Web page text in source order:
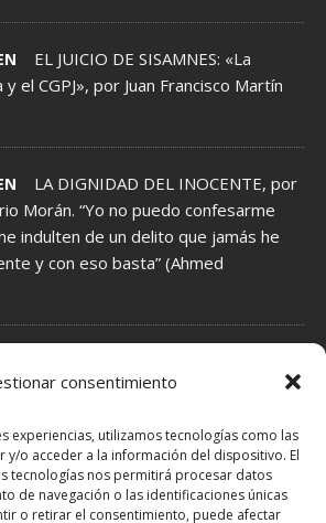
consentimiento
experiencias, utilizamos tecnologías como las
y/o acceder a la información del dispositivo. El
tecnologías nos permitirá procesar datos
de navegación o las identificaciones únicas
o retirar el consentimiento, puede afectar
EL JUICIO DE SISAMNES: «La
el CGPJ», por Juan Francisco Martín
LA DIGNIDAD DEL INOCENTE, por
Morán. “Yo no puedo confesarme
indulten de un delito que jamás he
y con eso basta” (Ahmed
DE COMENTARIOS
en indicios, no en meras sospechas.
que por ello no han de ser veraces,
ofensivas si hay posibilidad de expresar
menos dañinos para el Honor del